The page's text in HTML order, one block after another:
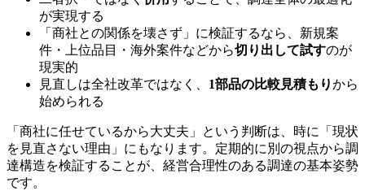
が実現する
「商社との関係を壊さず」に検証するなら、新規案
件・上位品目・海外案件などから切り出して試すのが
現実的
見直しは全社改革ではなく、 1部品の比較見積もりから
始められる
「商社に任せているから大丈夫」という判断は、時に「現状
を見直さない理由」にもなります。定期的に別の視点から調
達構造を検証することが、経営合理性のある調達の基本姿勢
です。